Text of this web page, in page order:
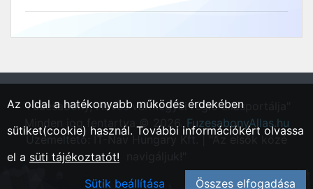
"Füzesabony, Heves vármegyei régió állásportálja"
Minden jog fentartva © 2026. FuzesabonyAllas.hu
Üzemeltető: IT-Nav Hungary Kft. | "Az elsők közé
Az oldal a hatékonyabb működés érdekében
sütiket(cookie) használ. További információkért olvassa
el a süti tájékoztatót!
Sütik beállítása
Összes elfogadása